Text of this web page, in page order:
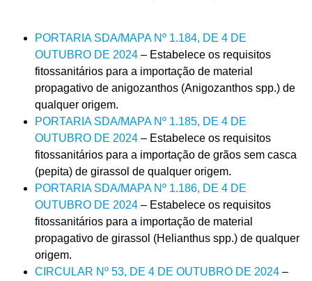
PORTARIA SDA/MAPA Nº 1.184, DE 4 DE
OUTUBRO DE 2024 – Estabelece os requisitos
fitossanitários para a importação de material
propagativo de anigozanthos (Anigozanthos spp.) de
qualquer origem.
PORTARIA SDA/MAPA Nº 1.185, DE 4 DE
OUTUBRO DE 2024 – Estabelece os requisitos
fitossanitários para a importação de grãos sem casca
(pepita) de girassol de qualquer origem.
PORTARIA SDA/MAPA Nº 1.186, DE 4 DE
OUTUBRO DE 2024 – Estabelece os requisitos
fitossanitários para a importação de material
propagativo de girassol (Helianthus spp.) de qualquer
origem.
CIRCULAR Nº 53, DE 4 DE OUTUBRO DE 2024 –